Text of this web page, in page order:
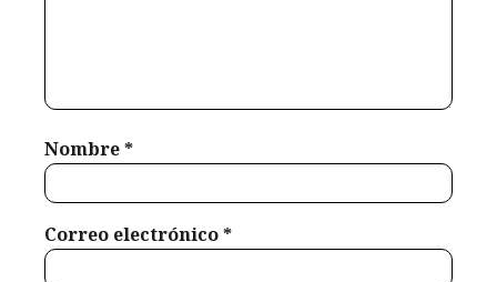
Nombre*
Correo electrónico*